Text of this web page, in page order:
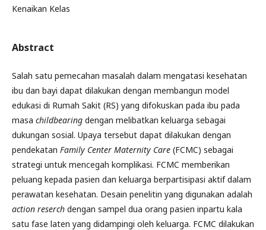
Kenaikan Kelas
Abstract
Salah satu pemecahan masalah dalam mengatasi kesehatan
ibu dan bayi dapat dilakukan dengan membangun model
edukasi di Rumah Sakit (RS) yang difokuskan pada ibu pada
masa childbearing dengan melibatkan keluarga sebagai
dukungan sosial. Upaya tersebut dapat dilakukan dengan
pendekatan Family Center Maternity Care (FCMC) sebagai
strategi untuk mencegah komplikasi. FCMC memberikan
peluang kepada pasien dan keluarga berpartisipasi aktif dalam
perawatan kesehatan. Desain penelitin yang digunakan adalah
action reserch dengan sampel dua orang pasien inpartu kala
satu fase laten yang didampingi oleh keluarga. FCMC dilakukan